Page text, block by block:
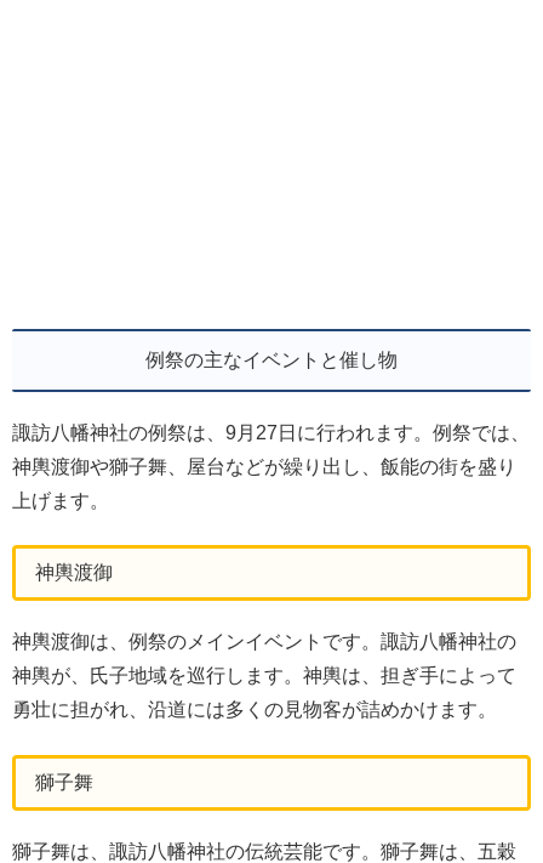
例祭の主なイベントと催し物
諏訪八幡神社の例祭は、9月27日に行われます。例祭では、
神輿渡御や獅子舞、屋台などが繰り出し、飯能の街を盛り
上げます。
神輿渡御
神輿渡御は、例祭のメインイベントです。諏訪八幡神社の
神輿が、氏子地域を巡行します。神輿は、担ぎ手によって
勇壮に担がれ、沿道には多くの見物客が詰めかけます。
獅子舞
獅子舞は、諏訪八幡神社の伝統芸能です。獅子舞は、五穀